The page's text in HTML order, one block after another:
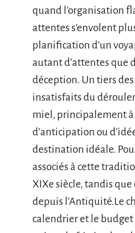
quand l’organisation
attentes s’envolent
planification d’un
autant d’attentes que
déception. Un tiers
insatisfaits du
miel, principalement à
d’anticipation ou
destination idéale.
associés à cette
XIXe siècle, tandis que
depuis l’Antiquité.Le
calendrier et le